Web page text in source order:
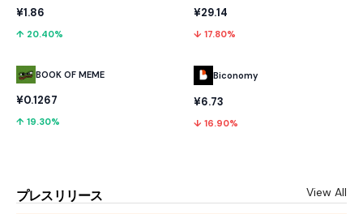
¥1.86
↑ 20.40%
BOOK OF MEME
¥0.1267
↑ 19.30%
¥29.14
↓ 17.80%
Biconomy
¥6.73
↓ 16.90%
プレスリリース View All